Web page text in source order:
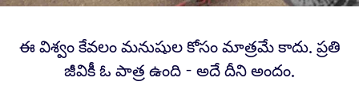
ఈ విశ్వం కేవలం మనుషుల కోసం మాత్రమే కాదు. ప్రతి
జీవికీ ఓ పాత్ర ఉంది - అదే దీని అందం.